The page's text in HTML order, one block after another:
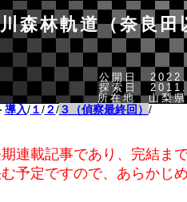
森林軌道（奈良田
公開日
探索日
所在地 山梨県
導入/１/２/３（偵察最終回） /
載記事であり、完結ま
予定ですので、あらかじ